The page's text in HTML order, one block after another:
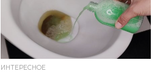
ИНТЕРЕСНОЕ